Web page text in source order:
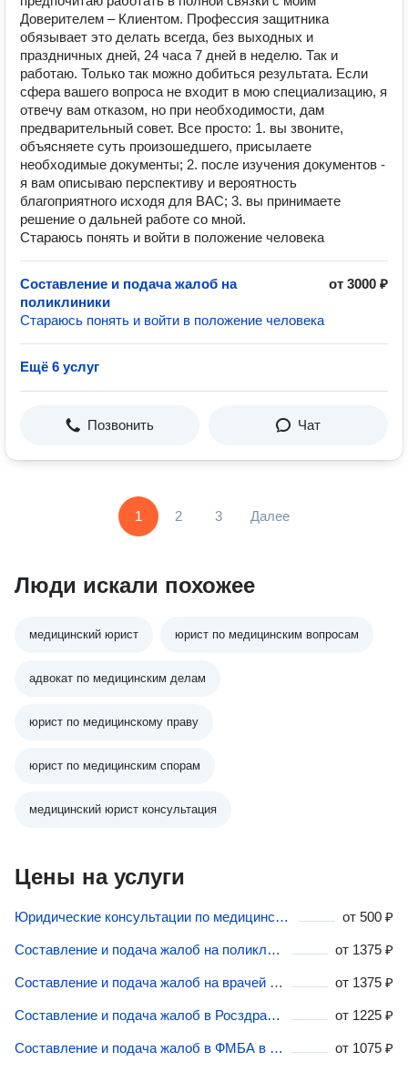
Доверителем – Клиентом. Профессия защитника
обязывает это делать всегда, без выходных и
праздничных дней, 24 часа 7 дней в неделю. Так и
работаю. Только так можно добиться результата. Если
сфера вашего вопроса не входит в мою специализацию, я
отвечу вам отказом, но при необходимости, дам
предварительный совет. Все просто: 1. вы звоните,
объясняете суть произошедшего, присылаете
необходимые документы; 2. после изучения документов -
я вам описываю перспективу и вероятность
благоприятного исходя для ВАС; 3. вы принимаете
решение о дальней работе со мной.
Стараюсь понять и войти в положение человека
Составление и подача жалоб на
поликлиники
от 3000 ₽
Стараюсь понять и войти в положение человека
Ещё 6 услуг
Позвонить Чат
1 2 3 Далее
Люди искали похожее
медицинский юрист юрист по медицинским вопросам
адвокат по медицинским делам
юрист по медицинскому праву
юрист по медицинским спорам
медицинский юрист консультация
Цены на услуги
Юридические консультации по медицинским спорам в Смоленской области от 500 ₽
Составление и подача жалоб на поликлиники в Смоленской области от 1375 ₽
Составление и подача жалоб на врачей в Смоленской области от 1375 ₽
Составление и подача жалоб в Росздравнадзор в Смоленской области от 1225 ₽
Составление и подача жалоб в ФМБА в Смоленской области от 1075 ₽